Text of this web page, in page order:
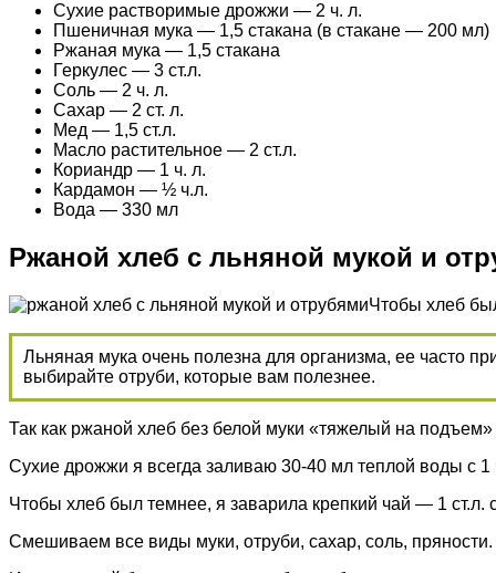
Сухие растворимые дрожжи — 2 ч. л.
Пшеничная мука — 1,5 стакана (в стакане — 200 мл)
Ржаная мука — 1,5 стакана
Геркулес — 3 ст.л.
Соль — 2 ч. л.
Сахар — 2 ст. л.
Мед — 1,5 ст.л.
Масло растительное — 2 ст.л.
Кориандр — 1 ч. л.
Кардамон — ½ ч.л.
Вода — 330 мл
Ржаной хлеб с льняной мукой и
Чтобы хлеб
Льняная мука очень полезна для организма, ее часто
выбирайте отруби, которые вам полезнее.
Так как ржаной хлеб без белой муки «тяжелый на
Сухие дрожжи я всегда заливаю 30-40 мл теплой воды с
Чтобы хлеб был темнее, я заварила крепкий чай — 1 ст.л.
Смешиваем все виды муки, отруби, сахар, соль,